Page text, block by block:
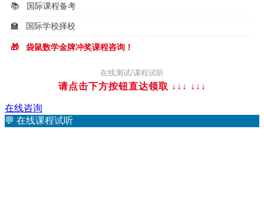
📚 国际课程备考
🏫 国际学校择校
🎁 袋鼠数学金牌冲奖课程咨询！
在线测试/课程试听
请点击下方按钮直达领取 ↓↓↓ ↓↓↓
在线咨询
💬 在线课程试听